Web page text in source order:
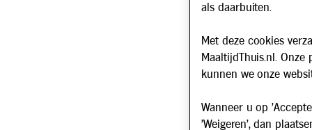
als daarbuiten.
Met deze cookies
MaaltijdThuis.nl.
kunnen we onze
Wanneer u op
'Weigeren', dan